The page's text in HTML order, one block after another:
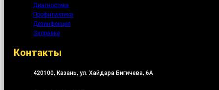
Диагностика
Профилактика
Дезинфекция
Заправка
Контакты
420100, Казань, ул. Хайдара Бигичева, 6А